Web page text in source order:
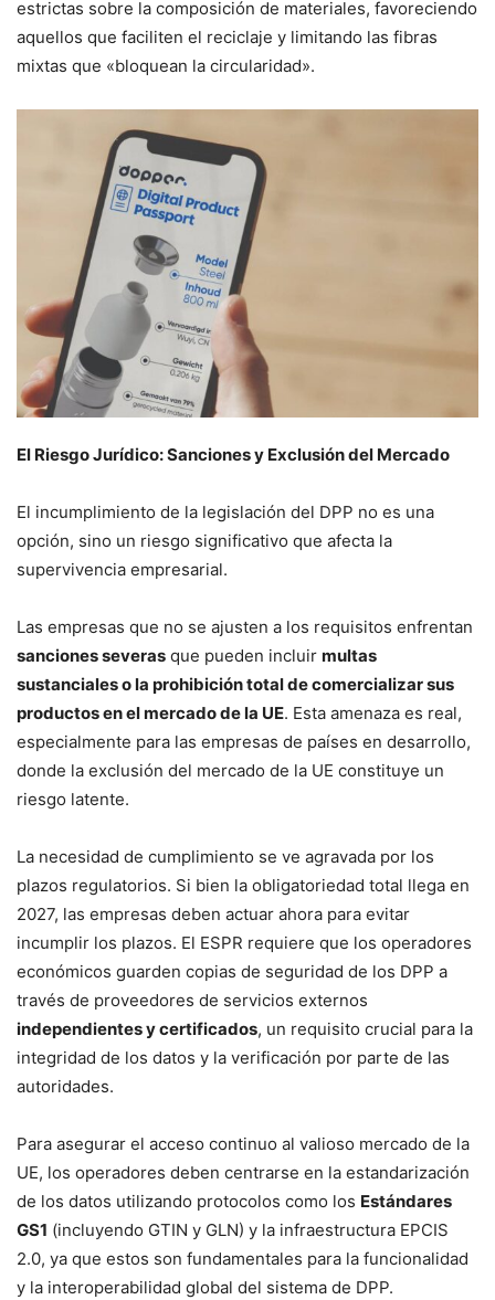
estrictas sobre la composición de materiales, favoreciendo
aquellos que faciliten el reciclaje y limitando las fibras
mixtas que «bloquean la circularidad».
El Riesgo Jurídico: Sanciones y Exclusión del Mercado
El incumplimiento de la legislación del DPP no es una
opción, sino un riesgo significativo que afecta la
supervivencia empresarial.
Las empresas que no se ajusten a los requisitos enfrentan
sanciones severas que pueden incluir multas
sustanciales o la prohibición total de comercializar sus
productos en el mercado de la UE. Esta amenaza es real,
especialmente para las empresas de países en desarrollo,
donde la exclusión del mercado de la UE constituye un
riesgo latente.
La necesidad de cumplimiento se ve agravada por los
plazos regulatorios. Si bien la obligatoriedad total llega en
2027, las empresas deben actuar ahora para evitar
incumplir los plazos. El ESPR requiere que los operadores
económicos guarden copias de seguridad de los DPP a
través de proveedores de servicios externos
independientes y certificados, un requisito crucial para la
integridad de los datos y la verificación por parte de las
autoridades.
Para asegurar el acceso continuo al valioso mercado de la
UE, los operadores deben centrarse en la estandarización
de los datos utilizando protocolos como los Estándares
GS1 (incluyendo GTIN y GLN) y la infraestructura EPCIS
2.0, ya que estos son fundamentales para la funcionalidad
y la interoperabilidad global del sistema de DPP.